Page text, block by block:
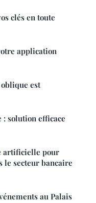
clés en toute
application
est
solution efficace
artificielle pour
le secteur bancaire
au Palais